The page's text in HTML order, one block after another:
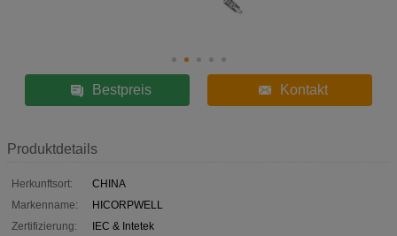
Bestpreis Kontakt
Produktdetails
Herkunftsort:
CHINA
Markenname:
HICORPWELL
Zertifizierung:
IEC & Intetek